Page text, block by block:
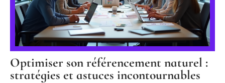
Optimiser son référencement naturel :
stratégies et astuces incontournables